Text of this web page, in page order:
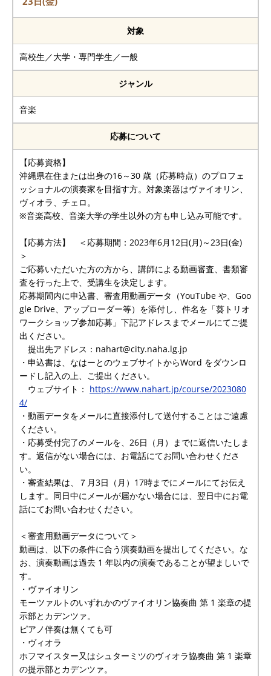
対象
高校生／大学・専門学生／一般
ジャンル
音楽
応募について
【応募資格】
沖縄県在住または出身の16～30 歳（応募時点）のプロフェ
ッショナルの演奏家を目指す方。対象楽器はヴァイオリン、
ヴィオラ、チェロ。
※音楽高校、音楽大学の学生以外の方も申し込み可能です。
【応募方法】 ＜応募期間：2023年6月12日(月)～23日(金)
＞
ご応募いただいた方の方から、講師による動画審査、書類審
査を行った上で、受講生を決定します。
応募期間内に申込書、審査用動画データ（YouTube や、Goo
gle Drive、アップローダー等）を添付し、件名を「葵トリオ
ワークショップ参加応募」下記アドレスまでメールにてご提
出ください。
提出先アドレス：nahart@city.naha.lg.jp
・申込書は、なはーとのウェブサイトからWord をダウンロ
ードし記入の上、ご提出ください。
ウェブサイト： https://www.nahart.jp/course/2023080
4/
・動画データをメールに直接添付して送付することはご遠慮
ください。
・応募受付完了のメールを、26日（月）までに返信いたしま
す。返信がない場合には、お電話にてお問い合わせくださ
い。
・審査結果は、７月3日（月）17時までにメールにてお伝え
します。同日中にメールが届かない場合には、翌日中にお電
話にてお問い合わせください。
＜審査用動画データについて＞
動画は、以下の条件に合う演奏動画を提出してください。な
お、演奏動画は過去 1 年以内の演奏であることが望ましいで
す。
・ヴァイオリン
モーツァルトのいずれかのヴァイオリン協奏曲 第 1 楽章の提
示部とカデンツァ。
ピアノ伴奏は無くても可
・ヴィオラ
ホフマイスター又はシュターミツのヴィオラ協奏曲 第 1 楽章
の提示部とカデンツァ。